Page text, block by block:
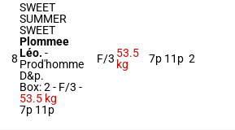
8
SWEET
SUMMER
SWEET
Plommee
Léo. -
Prod'homme
D&p.
Box: 2 - F/3 -
53.5 kg
7p 11p
F/3 53.5
kg
7p 11p 2